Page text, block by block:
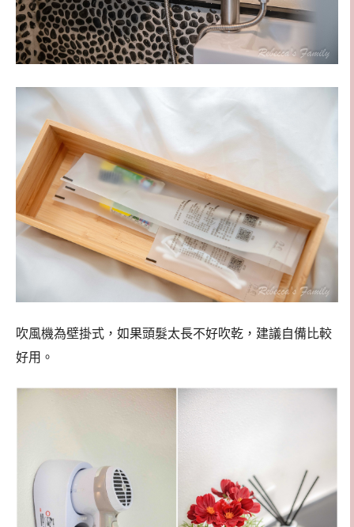
吹風機為壁掛式，如果頭髮太長不好吹乾，建議自備比較
好用。